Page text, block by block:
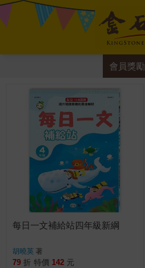
會員獎勵
每日一文補給站四年級新綱
胡曉英 著
79 折 特價 142 元